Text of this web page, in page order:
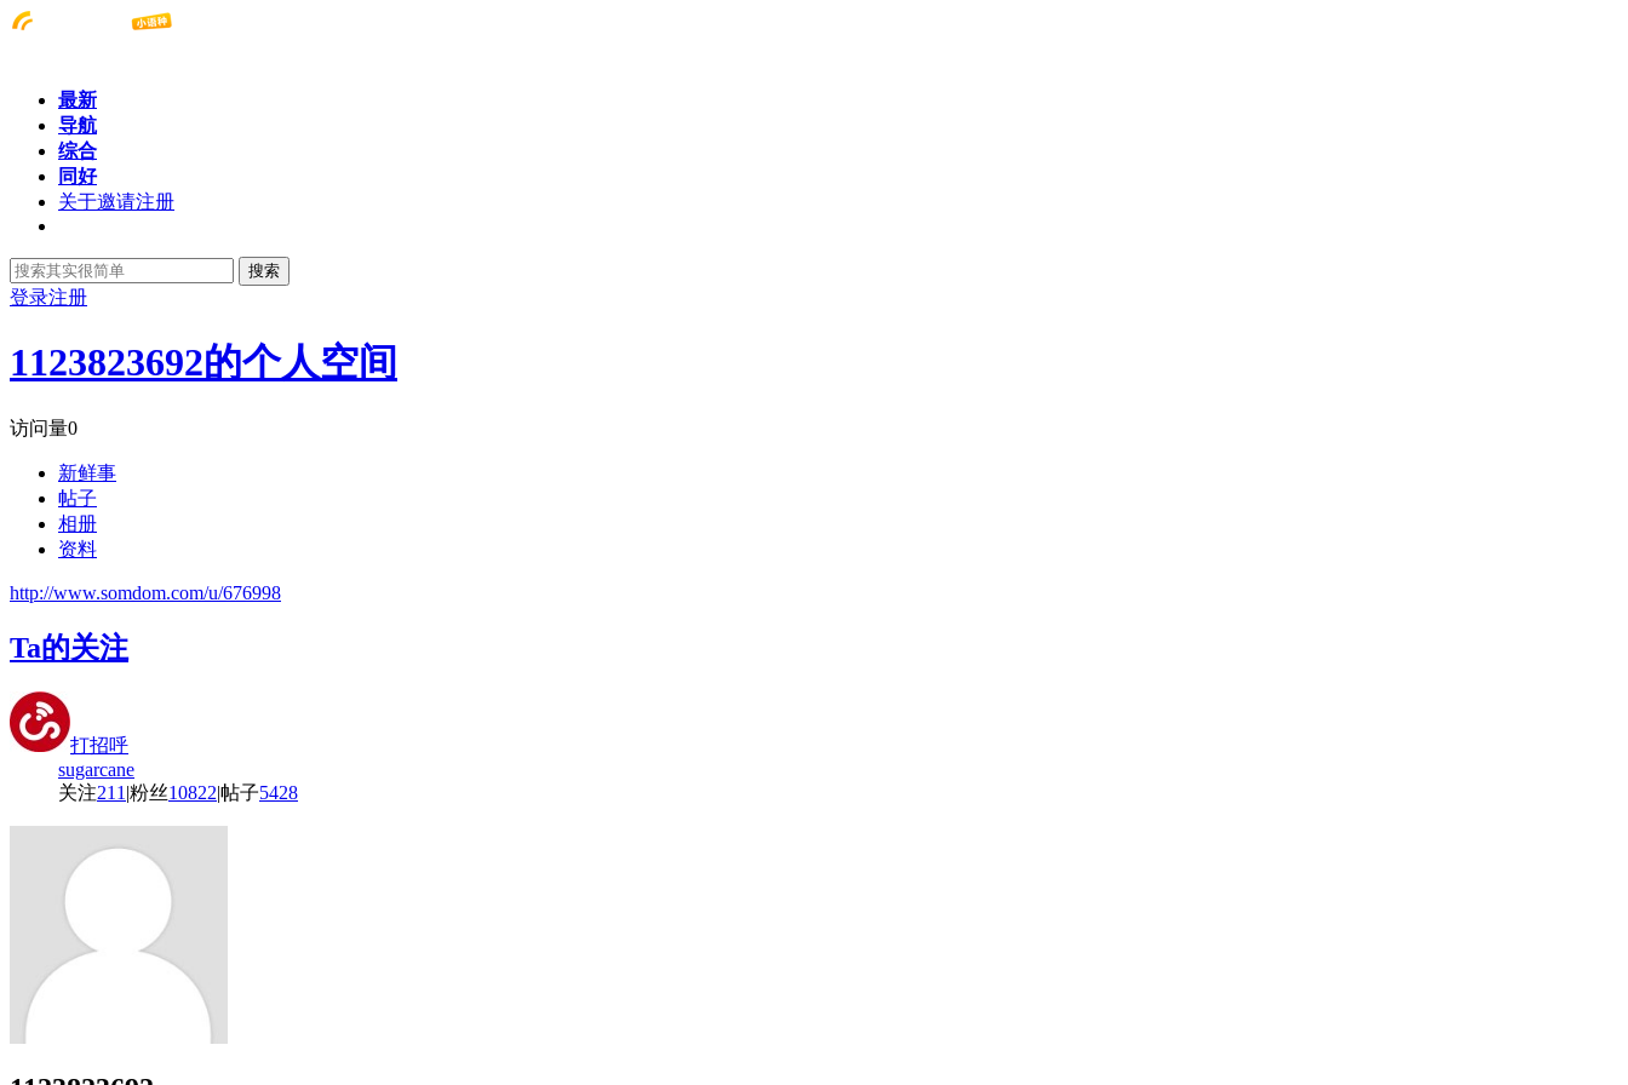
最新
导航
综合
同好
关于邀请注册
搜索
登录注册
1123823692的个人空间
访问量0
新鲜事
帖子
相册
资料
http://www.somdom.com/u/676998
Ta的关注
打招呼
sugarcane
关注211 |粉丝10822|帖子5428